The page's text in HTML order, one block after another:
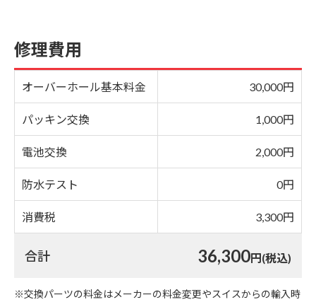
修理費用
オーバーホール基本料金 30,000円
パッキン交換 1,000円
電池交換 2,000円
防水テスト 0円
消費税 3,300円
合計 36,300円(税込)
※交換パーツの料金はメーカーの料金変更やスイスからの輸入時